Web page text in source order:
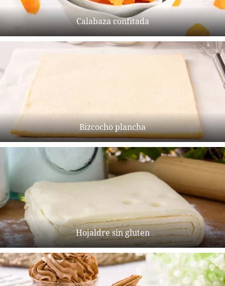
Calabaza confitada
Bizcocho plancha
Hojaldre sin gluten